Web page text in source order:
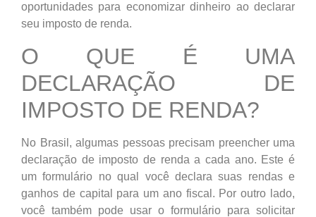
oportunidades para economizar dinheiro ao declarar
seu imposto de renda.
O QUE É UMA
DECLARAÇÃO DE
IMPOSTO DE RENDA?
No Brasil, algumas pessoas precisam preencher uma
declaração de imposto de renda a cada ano. Este é
um formulário no qual você declara suas rendas e
ganhos de capital para um ano fiscal. Por outro lado,
você também pode usar o formulário para solicitar